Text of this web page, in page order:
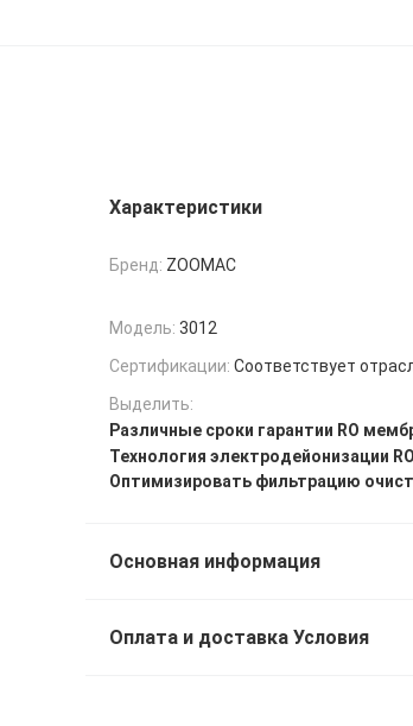
Характеристики
Бренд: ZOOMAC
Модель: 3012
Сертификации: Соответствует
Выделить:
Различные сроки гарантии RO
Технология электродейонизации
Оптимизировать фильтрацию
Основная информация
Оплата и доставка Условия